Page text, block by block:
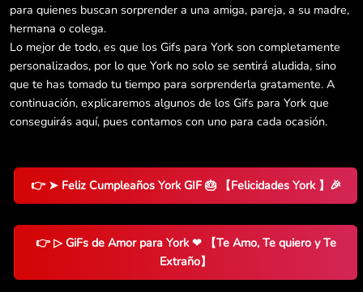
para quienes buscan sorprender a una amiga, pareja, a su madre,
hermana o colega.
Lo mejor de todo, es que los Gifs para York son completamente
personalizados, por lo que York no solo se sentirá aludida, sino
que te has tomado tu tiempo para sorprenderla gratamente. A
continuación, explicaremos algunos de los Gifs para York que
conseguirás aquí, pues contamos con uno para cada ocasión.
👉 ➤ Feliz Cumpleaños York GIF 🎂 【Felicidades York 】🎉
👉 ▷ GiFs de Amor para York ❤ 【Te Amo, Te quiero y Te
Extraño】